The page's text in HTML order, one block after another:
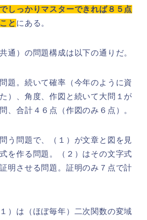
しっかりマスターできれば８５点
と にある。
通）の問題構成は以下の通りだ。
題。続いて確率（今年のように資
）、角度、作図と続いて大問１が
、合計４６点（作図のみ６点）。
う問題で、（１）が文章と図を見
を作る問題。（２）はその文字式
明させる問題。証明のみ７点で計
）は（ほぼ毎年）二次関数の変域